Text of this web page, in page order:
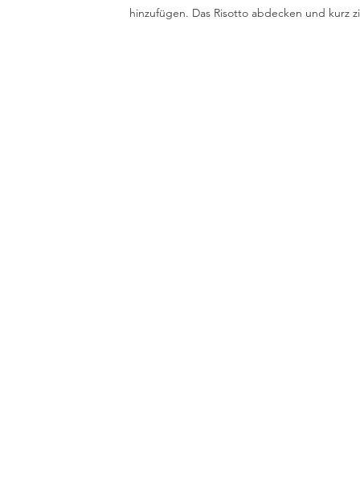
hinzufügen. Das Risotto abdecken und kurz